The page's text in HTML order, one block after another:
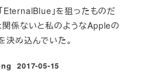
EternalBlue」を狙ったものだ
関係ないと私のようなAppleの
め込んでいた。
投稿日
2017-05-15